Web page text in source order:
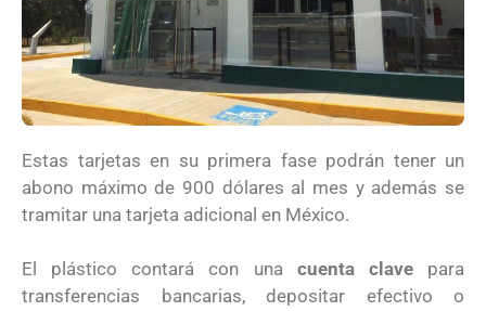
Estas tarjetas en su primera fase podrán tener un
abono máximo de 900 dólares al mes y además se
tramitar una tarjeta adicional en México.
El plástico contará con una cuenta clavepara
transferencias bancarias, depositar efectivo o